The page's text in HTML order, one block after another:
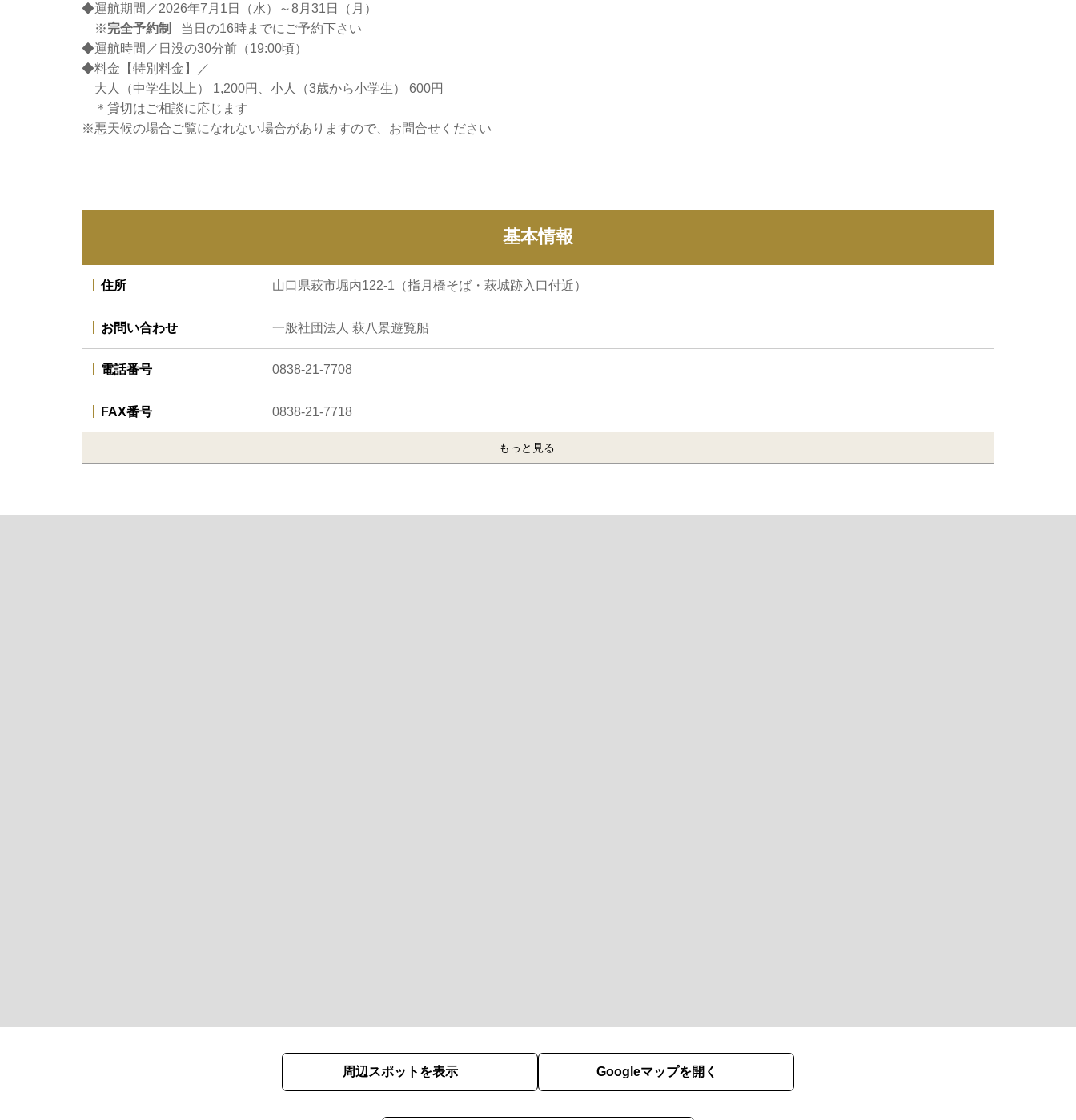
◆運航期間／2026年7月1日（水）～8月31日（月）
※完全予約制 当日の16時までにご予約下さい
◆運航時間／日没の30分前（19:00頃）
◆料金【特別料金】／
大人（中学生以上） 1,200円、小人（3歳から小学生） 600円
＊貸切はご相談に応じます
※悪天候の場合ご覧になれない場合がありますので、お問合せください
基本情報
住所 山口県萩市堀内122-1（指月橋そば・萩城跡入口付近）
お問い合わせ 一般社団法人 萩八景遊覧船
電話番号 0838-21-7708
FAX番号 0838-21-7718
もっと見る
周辺スポットを表示 Googleマップを開く